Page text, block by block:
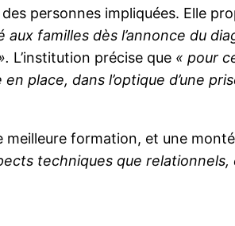
personnes impliquées. Elle
familles dès l’annonce du
L’institution précise que « pour
place, dans l’optique d’une
meilleure formation, et une
techniques que relationnels,